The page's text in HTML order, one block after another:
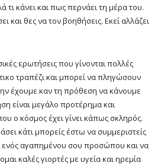
τι κάνει και πως περνάει τη μέρα του.
και θες να τον βοηθήσεις. Εκεί αλλάζει
ερωτήσεις που γίνονται πολλές
τραπέζι και μπορεί να πληγώσουν
έχουμε καν τη πρόθεση να κάνουμε
είναι μεγάλο προτέρημα και
ο κόσμος έχει γίνει κάπως σκληρός.
κάτι μπορείς έστω να συμμεριστείς
ενός αγαπημένου σου προσώπου και να
καλές γιορτές με υγεία και ηρεμία